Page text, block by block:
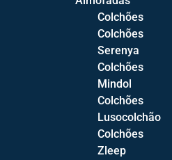
Camas de Casal
Camas Compactas
Camas C/Estrado
Sommiers
Cabeceiras de Cama
Elementos
Mesas de Cabeceira
Cómodas
Colchões
Colchões
Serenya
Colchões
Mindol
Colchões
Lusocolchão
Colchões
Zleep